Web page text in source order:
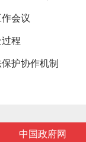
会议
程
护协作机制
中国政府网